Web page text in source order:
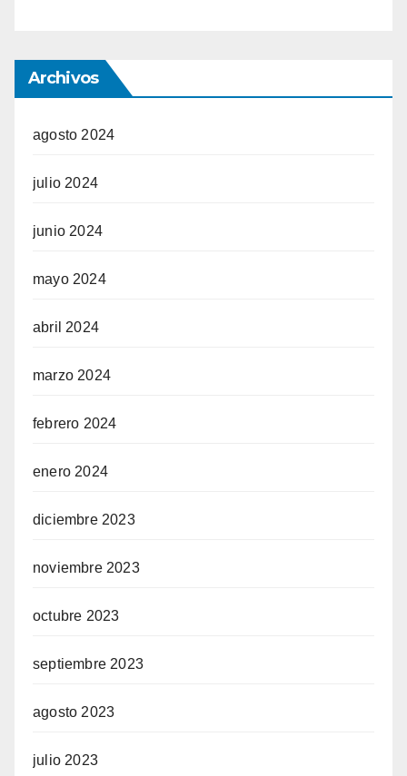
Archivos
agosto 2024
julio 2024
junio 2024
mayo 2024
abril 2024
marzo 2024
febrero 2024
enero 2024
diciembre 2023
noviembre 2023
octubre 2023
septiembre 2023
agosto 2023
julio 2023